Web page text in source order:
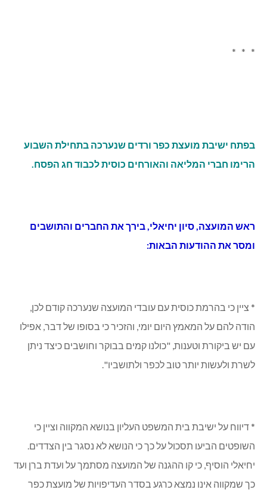
* * *
בפתח ישיבת מועצת כפר ורדים שנערכה בתחילת השבוע
הרימו חברי המליאה והאורחים כוסית לכבוד חג הפסח.
ראש המועצה, סיון יחיאלי, בירך את החברים והתושבים
ומסר את ההודעות הבאות:
* ציין כי בהרמת כוסית עם עובדי המועצה שנערכה קודם לכן,
הודה להם על המאמץ היום יומי, והזכיר כי בסופו של דבר, אפילו
עם יש ביקורת וטענות, "כולנו קמים בבוקר וחושבים כיצד ניתן
לשרת ולעשות יותר טוב לכפר ולתושביו".
* דיווח על ישיבת בית המשפט העליון בנושא המקווה וציין כי
השופטים הביעו תסכול על כך כי הנושא לא נסגר בין הצדדים.
יחיאלי הוסיף, כי קו ההגנה של המועצה מסתמך על ועדת ברן ועד
כך שמקווה אינו נמצא כרגע בסדר העדיפויות של מועצת כפר